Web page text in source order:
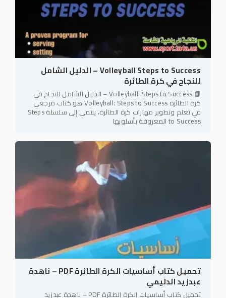
Volleyball Steps to Success – الدليل الشامل
للنجاح في كرة الطائرة
📘 Volleyball: Steps to Success – الدليل الشامل للنجاح في
كرة الطائرة Volleyball: Steps to Success هو كتاب مرجعي
في تعلم وتطوير مهارات كرة الطائرة، ينتمي إلى سلسلة Steps
to Success المعروفة بأسلوبها
تحميل كتاب أساسيات الكرة الطائرة PDF – ناهدة
عبدزيد الدليمي
تحميل كتاب أساسيات الكرة الطائرة PDF – ناهدة عبدزيد